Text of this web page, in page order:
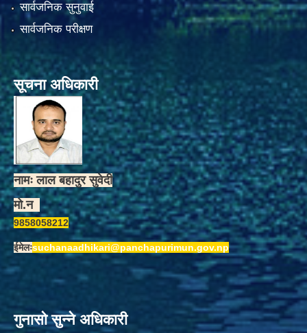
सार्वजनिक सुनुवाई
सार्वजनिक परीक्षण
सूचना अधिकारी
नामः लाल बहादुर सुवेदी
मो.न
9858058212
ईमेलःsuchanaadhikari@panchapurimun.gov.np
गुनासो सुन्ने अधिकारी